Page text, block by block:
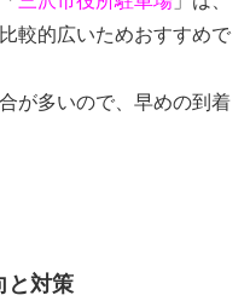
較的広いためおすすめで
が多いので、早めの到着
と対策